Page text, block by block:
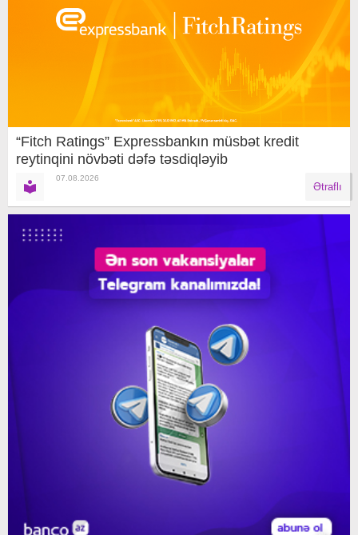
“Fitch Ratings” Expressbankın müsbət kredit
reytinqini növbəti dəfə təsdiqləyib
07.08.2026
Ətraflı